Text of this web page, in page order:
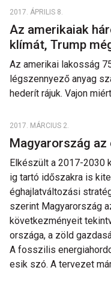
2017. ÁPRILIS 8.
Az amerikaiak
klímát, Trump
Az amerikai lakosság
légszennyező anyag
hederít rájuk. Vajon
2017. MÁRCIUS 2.
Magyarország az
Elkészült a 2017-2030
ig tartó időszakra is
éghajlatváltozási
szerint Magyarország
következményeit
országa, a zöld
A fosszilis
esik szó. A tervezet